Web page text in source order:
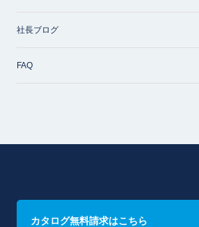
社長ブログ
FAQ
カタログ無料請求はこちら